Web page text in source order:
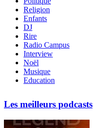
Religion
Enfants
DJ
Rire
Radio Campus
Interview
Noël
Musique
Education
Les meilleurs podcasts